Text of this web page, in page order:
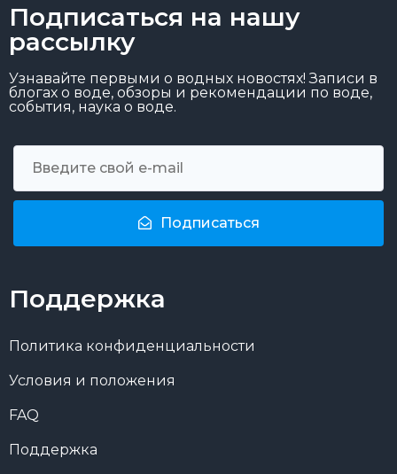
Подписаться на нашу
рассылку
Узнавайте первыми о водных новостях! Записи в
блогах о воде, обзоры и рекомендации по воде,
события, наука о воде.
Подписаться
Поддержка
Политика конфиденциальности
Условия и положения
FAQ
Поддержка